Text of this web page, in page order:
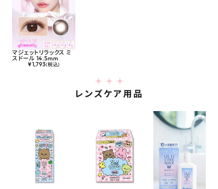
マジェットリラックス ミ
スドール 14.5mm
¥1,793(税込)
レンズケア用品